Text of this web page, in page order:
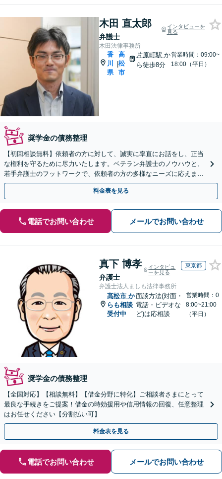
木田 直太郎
弁護士
インタビューを
見る
木田法律事務所
香
川
県
|
高
松
市
片原町駅 か
ら徒歩8分
営業時間：09:00~
18:00（平日）
奨学金の債務整理
【初回相談無料】依頼者の方に対して、誠実に率直にお話をし、正当
な権利を守るために尽力いたします。ベテラン弁護士のノウハウと、
若手弁護士のフットワークで、依頼者の方の多様なニーズに応えま
す。
料金表を見る
電話でお問い合わせ メールでお問い合わせ
真下 博孝
弁護士
インタビュ
ーを見る
東京都
弁護士法人ましも法律事務所
高松市 か
らも相談
受付中
面談方法(対面・
電話・ビデオな
ど)は応相談
営業時間：0
8:00~21:00
（平日）
奨学金の債務整理
【全国対応】【相談無料】【借金分野に特化】ご相談者さまにとって
最良な手続きをご提案！借金の時効援用や信用情報の回復、任意整理
はお任せください【分割払い可】
料金表を見る
電話でお問い合わせ メールでお問い合わせ